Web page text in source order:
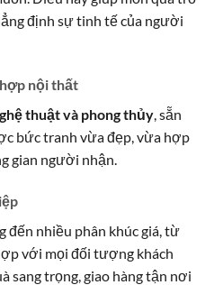
định sự tinh tế của người
nội thất
thuật và phong thủy , sẵn
bức tranh vừa đẹp, vừa hợp
gian người nhận.
đến nhiều phân khúc giá, từ
với mọi đối tượng khách
sang trọng, giao hàng tận nơi